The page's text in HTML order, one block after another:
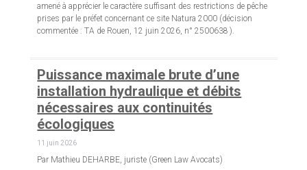
amené à apprécier le caractère suffisant des restrictions de pêche
prises par le préfet concernant ce site Natura 2000 (décision
commentée : TA de Rouen, 12 juin 2026, n° 2500638 ).
Puissance maximale brute d’une
installation hydraulique et débits
nécessaires aux continuités
écologiques
11 juin 2026
Par Mathieu DEHARBE, juriste (Green Law Avocats)